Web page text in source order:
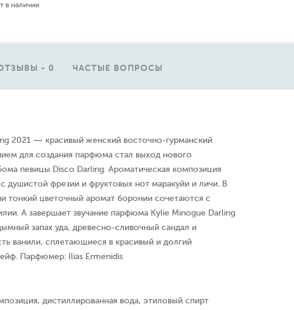
в наличии
- 0 ЧАСТЫЕ ВОПРОСЫ
2021 — красивый женский восточно-гурманский
для создания парфюма стал выход нового
певицы Disco Darling. Ароматическая композиция
с душистой фрезии и фруктовых нот маракуйи и личи. В
тонкий цветочный аромат боронии сочетаются с
А завершает звучание парфюма Kylie Minogue Darling
запах уда, древесно-сливочный сандал и
ванили, сплетающиеся в красивый и долгий
Парфюмер: Ilias Ermenidis
дистиллированная вода, этиловый спирт